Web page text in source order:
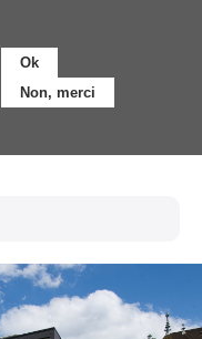
Ok
Non, merci